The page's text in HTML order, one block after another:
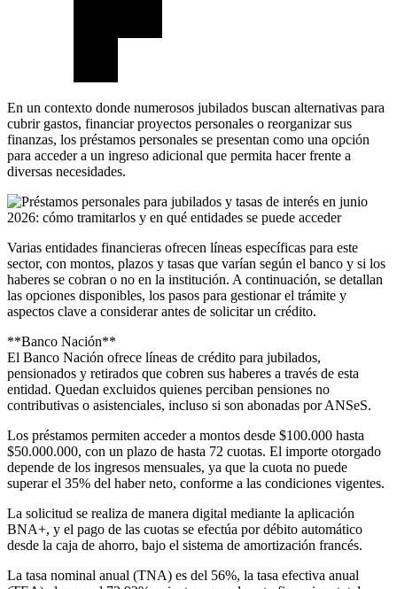
En un contexto donde numerosos jubilados buscan alternativas para
cubrir gastos, financiar proyectos personales o reorganizar sus
finanzas, los préstamos personales se presentan como una opción
para acceder a un ingreso adicional que permita hacer frente a
diversas necesidades.
Varias entidades financieras ofrecen líneas específicas para este
sector, con montos, plazos y tasas que varían según el banco y si los
haberes se cobran o no en la institución. A continuación, se detallan
las opciones disponibles, los pasos para gestionar el trámite y
aspectos clave a considerar antes de solicitar un crédito.
**Banco Nación**
El Banco Nación ofrece líneas de crédito para jubilados,
pensionados y retirados que cobren sus haberes a través de esta
entidad. Quedan excluidos quienes perciban pensiones no
contributivas o asistenciales, incluso si son abonadas por ANSeS.
Los préstamos permiten acceder a montos desde $100.000 hasta
$50.000.000, con un plazo de hasta 72 cuotas. El importe otorgado
depende de los ingresos mensuales, ya que la cuota no puede
superar el 35% del haber neto, conforme a las condiciones vigentes.
La solicitud se realiza de manera digital mediante la aplicación
BNA+, y el pago de las cuotas se efectúa por débito automático
desde la caja de ahorro, bajo el sistema de amortización francés.
La tasa nominal anual (TNA) es del 56%, la tasa efectiva anual